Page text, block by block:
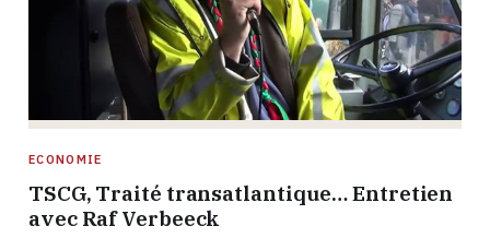
ECONOMIE
TSCG, Traité transatlantique… Entretien
avec Raf Verbeeck